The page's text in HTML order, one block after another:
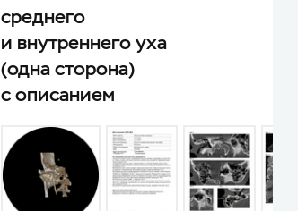
среднего
и внутреннего уха
(одна сторона)
с описанием